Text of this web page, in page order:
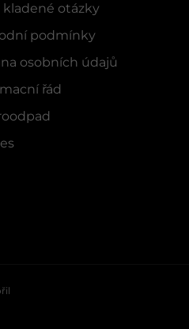
kladené otázky
podmínky
osobních údajů
řád